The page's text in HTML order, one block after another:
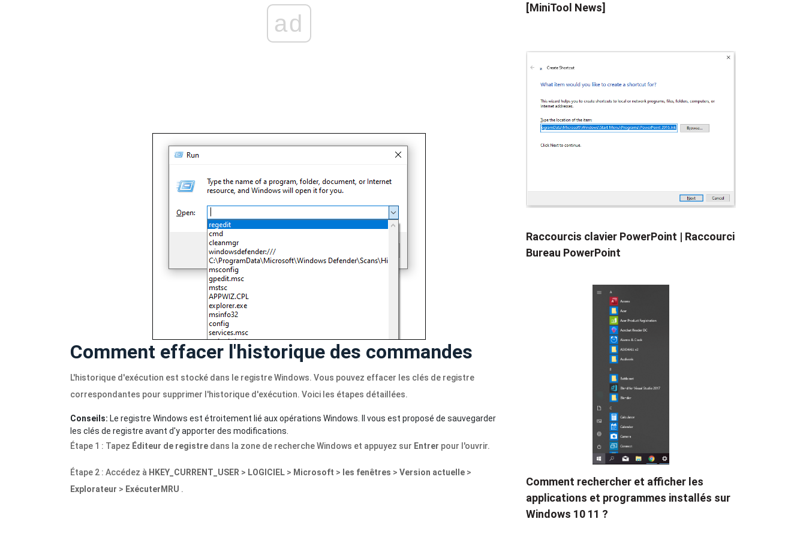
ad
Comment effacer l'historique des commandes
L'historique d'exécution est stocké dans le registre Windows. Vous pouvez effacer les clés de registre
correspondantes pour supprimer l'historique d'exécution. Voici les étapes détaillées.
Conseils: Le registre Windows est étroitement lié aux opérations Windows. Il vous est proposé de sauvegarder
les clés de registre avant d'y apporter des modifications.
Étape 1 : Tapez Éditeur de registre dans la zone de recherche Windows et appuyez sur Entrer pour l'ouvrir.
Étape 2 : Accédez à HKEY_CURRENT_USER > LOGICIEL > Microsoft > les fenêtres > Version actuelle >
Explorateur > ExécuterMRU .
[MiniTool News]
Raccourcis clavier PowerPoint | Raccourci
Bureau PowerPoint
Comment rechercher et afficher les
applications et programmes installés sur
Windows 10 11 ?